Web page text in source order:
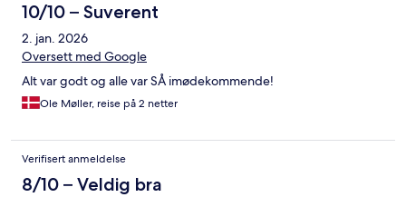
10/10 – Suverent
2. jan. 2026
Oversett med Google
Alt var godt og alle var SÅ imødekommende!
Ole Møller, reise på 2 netter
Verifisert anmeldelse
8/10 – Veldig bra